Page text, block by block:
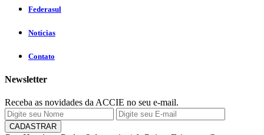
Federasul
Notícias
Contato
Newsletter
Receba as novidades da ACCIE no seu e-mail.